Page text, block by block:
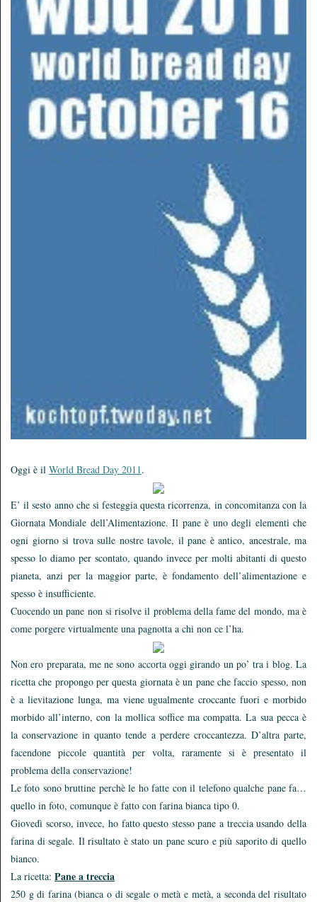
Oggi è il World Bread Day 2011.
E’ il sesto anno che si festeggia questa ricorrenza, in concomitanza con la
Giornata Mondiale dell’Alimentazione. Il pane è uno degli elementi che
ogni giorno si trova sulle nostre tavole, il pane è antico, ancestrale, ma
spesso lo diamo per scontato, quando invece per molti abitanti di questo
pianeta, anzi per la maggior parte, è fondamento dell’alimentazione e
spesso è insufficiente.
Cuocendo un pane non si risolve il problema della fame del mondo, ma è
come porgere virtualmente una pagnotta a chi non ce l’ha.
Non ero preparata, me ne sono accorta oggi girando un po’ tra i blog. La
ricetta che propongo per questa giornata è un pane che faccio spesso, non
è a lievitazione lunga, ma viene ugualmente croccante fuori e morbido
morbido all’interno, con la mollica soffice ma compatta. La sua pecca è
la conservazione in quanto tende a perdere croccantezza. D’altra parte,
facendone piccole quantità per volta, raramente si è presentato il
problema della conservazione!
Le foto sono bruttine perchè le ho fatte con il telefono qualche pane fa…
quello in foto, comunque è fatto con farina bianca tipo 0.
Giovedì scorso, invece, ho fatto questo stesso pane a treccia usando della
farina di segale. Il risultato è stato un pane scuro e più saporito di quello
bianco.
La ricetta: Pane a treccia
250 g di farina (bianca o di segale o metà e metà, a seconda del risultato